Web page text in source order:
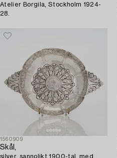
Atelier Borgila, Stockholm 1924-
28.
1560909
Skål,
silver, sannolikt 1900-tal, med